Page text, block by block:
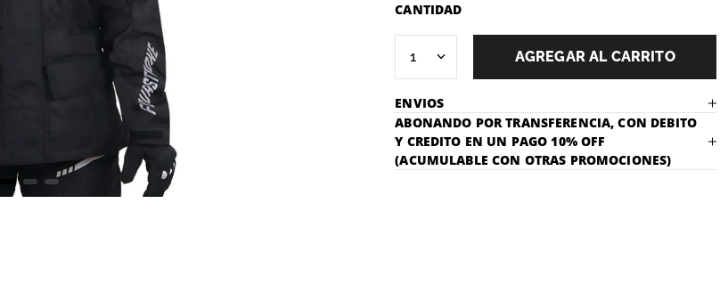
CANTIDAD
1 AGREGAR AL CARRITO
ENVIOS
ABONANDO POR TRANSFERENCIA, CON DEBITO
Y CREDITO EN UN PAGO 10% OFF
(ACUMULABLE CON OTRAS PROMOCIONES)